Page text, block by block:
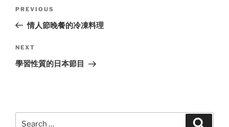
Previous
Post
PREVIOUS
情人節晚餐的冷凍料理
Next
Post
NEXT
學習性質的日本節目